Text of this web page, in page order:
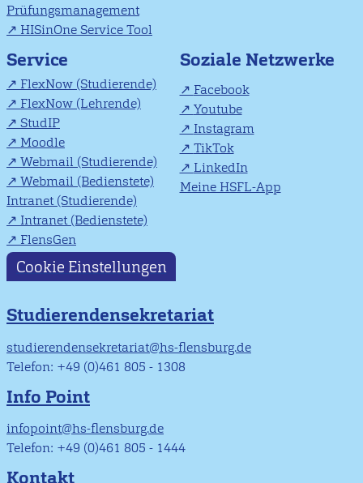
Prüfungsmanagement
HISinOne Service Tool
Service
FlexNow (Studierende)
FlexNow (Lehrende)
StudIP
Moodle
Webmail (Studierende)
Webmail (Bedienstete)
Intranet (Studierende)
Intranet (Bedienstete)
FlensGen
Soziale Netzwerke
Facebook
Youtube
Instagram
TikTok
LinkedIn
Meine HSFL-App
Cookie Einstellungen
Studierendensekretariat
studierendensekretariat@hs-flensburg.de
Telefon: +49 (0)461 805 - 1308
Info Point
infopoint@hs-flensburg.de
Telefon: +49 (0)461 805 - 1444
Kontakt